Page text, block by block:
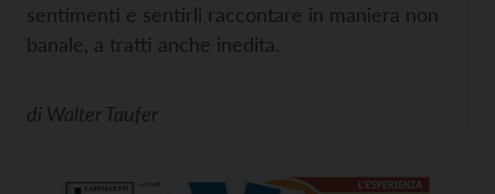
sentimenti e sentirli raccontare in maniera non
banale, a tratti anche inedita.
di Walter Taufer